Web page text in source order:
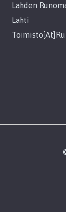
Lahden
Lahti